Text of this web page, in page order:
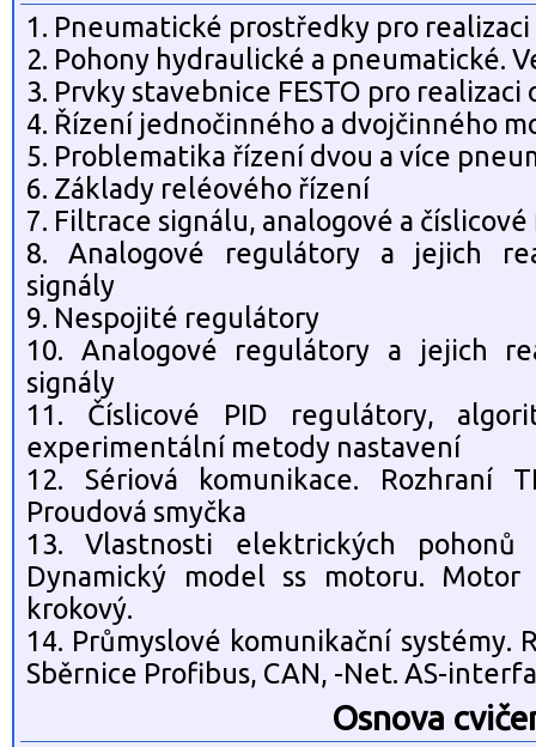
1. Pneumatické prostředky pro
2. Pohony hydraulické a pneumatické.
3. Prvky stavebnice FESTO pro realizaci
4. Řízení jednočinného a dvojčinného
5. Problematika řízení dvou a více
6. Základy reléového řízení
7. Filtrace signálu, analogové a
8. Analogové regulátory a jejich
signály
9. Nespojité regulátory
10. Analogové regulátory a jejich
signály
11. Číslicové PID regulátory,
experimentální metody nastavení
12. Sériová komunikace. Rozhraní
Proudová smyčka
13. Vlastnosti elektrických pohonů
Dynamický model ss motoru. Motor
krokový.
14. Průmyslové komunikační systémy.
Sběrnice Profibus, CAN, -Net. AS-
Osnova